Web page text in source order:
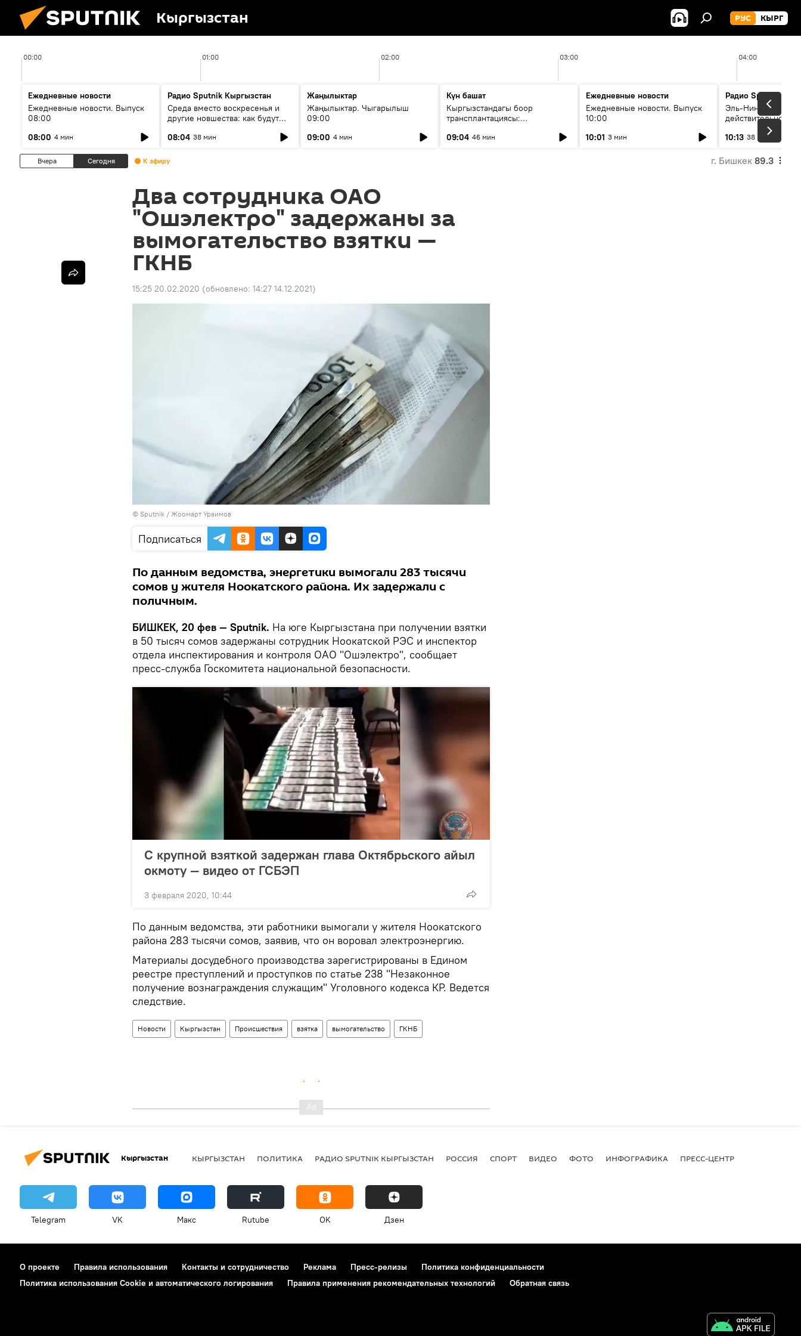
Кыргызстан РУС КЫРГ
00:00 01:00 02:00 03:00 04:00
Ежедневные новости
Ежедневные новости. Выпуск
08:00
08:00 4 мин
Радио Sputnik Кыргызстан
Среда вместо воскресенья и
другие новшества: как будут
08:04 38 мин
Жаңылыктар
Жаңылыктар. Чыгарылыш
09:00
09:00 4 мин
Күн башат
Кыргызстандагы боор
трансплантациясы:
келечеги
09:04 46 мин
Ежедневные новости
Ежедневные новости. Выпуск
10:00
10:01 3 мин
Радио Sputnik
Эль-Ниньо, жара и
действительно
погоду в
10:13 38 мин
Вчера Сегодня К эфиру г. Бишкек 89.3
Два сотрудника ОАО
"Ошэлектро" задержаны за
вымогательство взятки —
ГКНБ
15:25 20.02.2020 (обновлено: 14:27 14.12.2021)
© Sputnik / Жоомарт Ураимов
Подписаться
По данным ведомства, энергетики вымогали 283 тысячи
сомов у жителя Ноокатского района. Их задержали с
поличным.
БИШКЕК, 20 фев — Sputnik. На юге Кыргызстана при получении взятки
в 50 тысяч сомов задержаны сотрудник Ноокатской РЭС и инспектор
отдела инспектирования и контроля ОАО "Ошэлектро", сообщает
пресс-служба Госкомитета национальной безопасности.
С крупной взяткой задержан глава Октябрьского айыл
окмоту — видео от ГСБЭП
3 февраля 2020, 10:44
По данным ведомства, эти работники вымогали у жителя Ноокатского
района 283 тысячи сомов, заявив, что он воровал электроэнергию.
Материалы досудебного производства зарегистрированы в Едином
реестре преступлений и проступков по статье 238 "Незаконное
получение вознаграждения служащим" Уголовного кодекса КР. Ведется
следствие.
Новости Кыргызстан Происшествия взятка вымогательство ГКНБ
Кыргызстан КЫРГЫЗСТАН ПОЛИТИКА РАДИО SPUTNIK КЫРГЫЗСТАН РОССИЯ СПОРТ ВИДЕО ФОТО ИНФОГРАФИКА ПРЕСС-ЦЕНТР
Telegram VK Макс Rutube OK Дзен
О проекте Правила использования Контакты и сотрудничество Реклама Пресс-релизы
Политика конфиденциальности
Политика использования Cookie и автоматического логирования
Правила применения рекомендательных технологий Обратная связь